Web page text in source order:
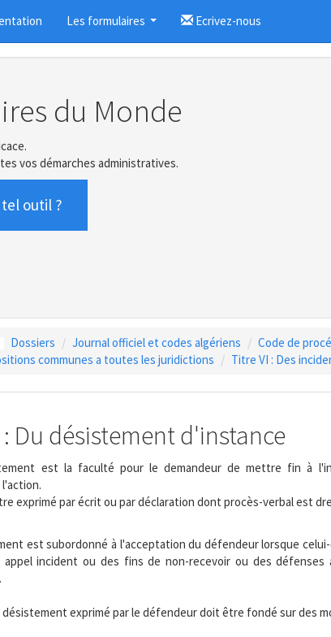
Les formulaires Ecrivez-nous
du Monde
vos démarches administratives.
outil ?
Dossiers Journal officiel et codes algériens
Code de
communes a toutes les juridictions
Titre VI : Des
Du désistement d'instance
est la faculté pour le demandeur de mettre fin à
exprimé par écrit ou par déclaration dont procès-verbal est
est subordonné à l'acceptation du défendeur lorsque
appel incident ou des fins de non-recevoir ou des
désistement exprimé par le défendeur doit être fondé sur des